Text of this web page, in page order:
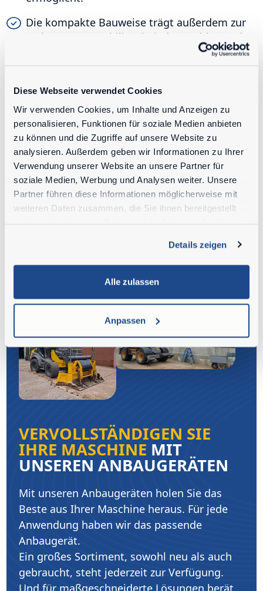
Diese Webseite verwendet Cookies
Wir verwenden Cookies, um Inhalte und Anzeigen zu
personalisieren, Funktionen für soziale Medien anbieten
zu können und die Zugriffe auf unsere Website zu
analysieren. Außerdem geben wir Informationen zu Ihrer
Verwendung unserer Website an unsere Partner für
soziale Medien, Werbung und Analysen weiter. Unsere
Partner führen diese Informationen möglicherweise mit
weiteren Daten zusammen, die Sie ihnen bereitgestellt
Details zeigen
Alle zulassen
Anpassen
Die kompakte Bauweise trägt außerdem zur
verbesserten Stabilität bei: der Drehkranz des
Oberwagens ist tiefer im Fahrgestell
Schließlich bleibt die Maschine über den
gesamten Schwenkbereich stabil: der
Drehkranz des Oberwagens ist genau in der
Mitte der Achsen positioniert und
gewährleistet so eine optimale Stabilität bei
360°.
VERVOLLSTÄNDIGEN SIE
IHRE MASCHINE MIT
UNSEREN ANBAUGERÄTEN
Mit unseren Anbaugeräten holen Sie das
Beste aus Ihrer Maschine heraus. Für jede
Anwendung haben wir das passende
Anbaugerät.
Ein großes Sortiment, sowohl neu als auch
gebraucht, steht jederzeit zur Verfügung.
Und für maßgeschneiderte Lösungen berät